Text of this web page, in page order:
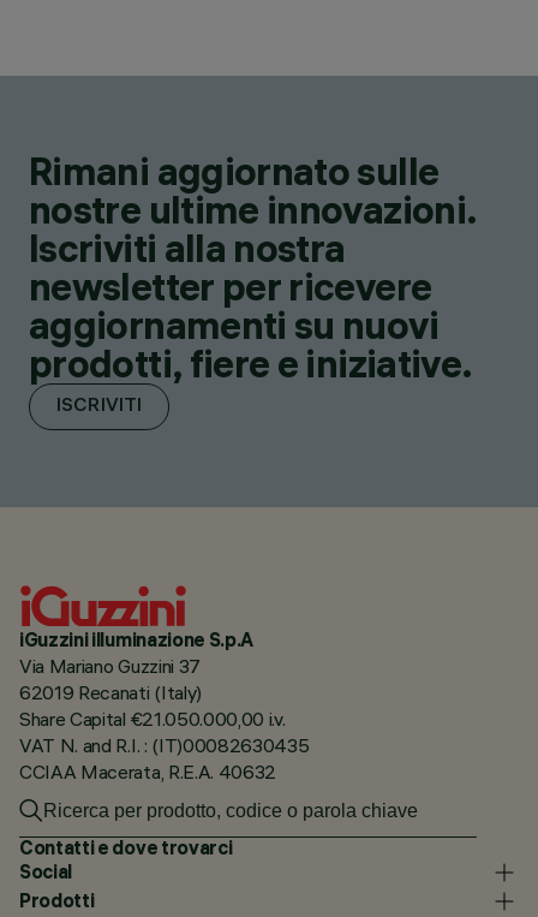
Rimani aggiornato sulle
nostre ultime innovazioni.
Iscriviti alla nostra
newsletter per ricevere
aggiornamenti su nuovi
prodotti, fiere e iniziative.
ISCRIVITI
iGuzzini illuminazione S.p.A
Via Mariano Guzzini 37
62019 Recanati (Italy)
Share Capital €21.050.000,00 i.v.
VAT N. and R.I. : (IT)00082630435
CCIAA Macerata, R.E.A. 40632
Contatti e dove trovarci
Social
Prodotti